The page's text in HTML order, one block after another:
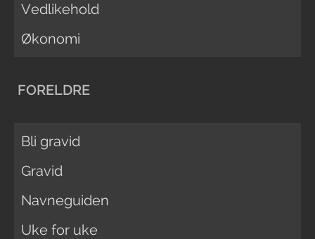
Vedlikehold
Økonomi
FORELDRE
Bli gravid
Gravid
Navneguiden
Uke for uke